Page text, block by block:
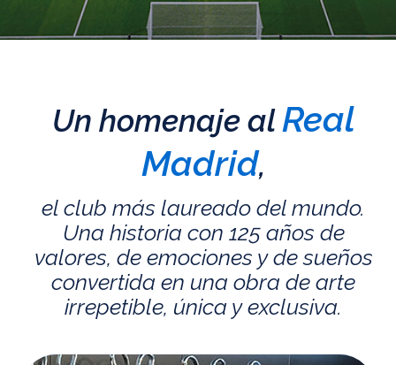
Un homenaje alReal
Madrid,
el club más laureado del mundo.
Una historia con 125 años de
valores, de emociones y de sueños
convertida en una obra de arte
irrepetible, única y exclusiva.